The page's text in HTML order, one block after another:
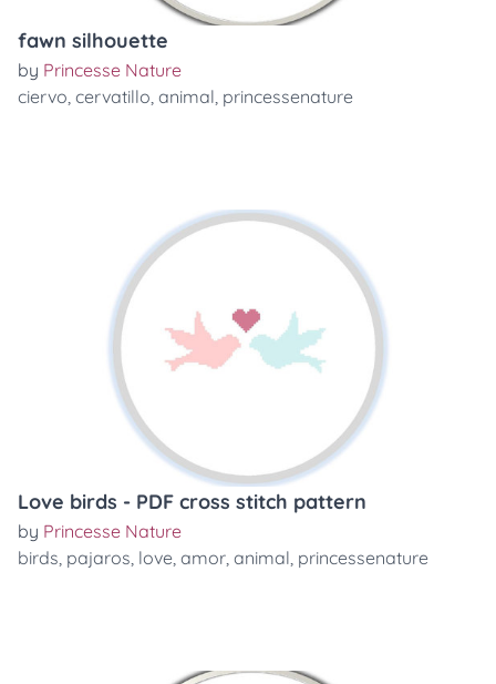
fawn silhouette
by Princesse Nature
ciervo, cervatillo, animal, princessenature
Love birds - PDF cross stitch pattern
by Princesse Nature
birds, pajaros, love, amor, animal, princessenature